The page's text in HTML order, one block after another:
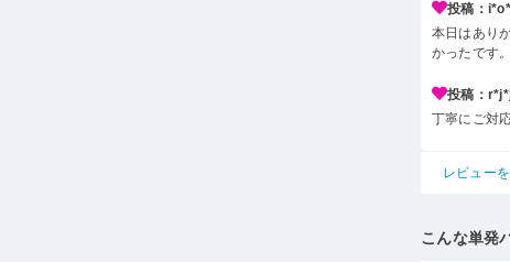
投稿：
本日はあり
かったです
投稿：
丁寧にご対
レビュー
こんな単発